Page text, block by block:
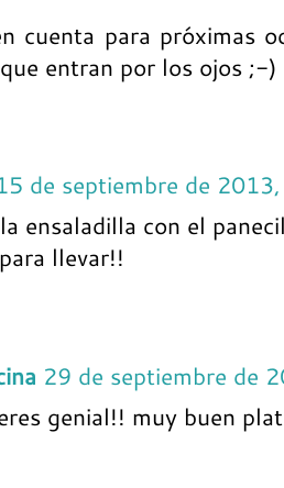
cuenta para próximas
entran por los ojos ;-)
de septiembre de
ensaladilla con el
llevar!!
29 de septiembre de
genial!! muy buen